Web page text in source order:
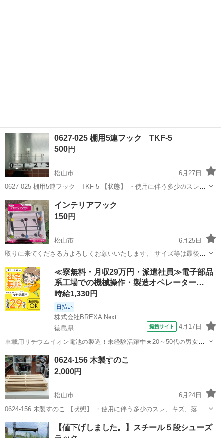
0627-025 棚用5連フック TKF-5
500円
松山市
6月27日
0627-025 棚用5連フック TKF-5 【状態】 ・使用に伴う多少のスレ、
キズ、落としきれない汚れなどございます ・詳細は現地でご確認くだ
さい ・お値引きは出来かねますのでご了承願います ※中古品のた...
愛媛 松山市 収納家具 現地
インテリアフック
150円
松山市
6月25日
取りに来てくださる方よろしくお願いいたします。 サイズ等は最後の
写真に載っています。
愛媛 松山市 収納家具 インテリア
≪寮無料・月収29万円・派遣社員≫電子部品
系工場での機械操作・製造オペレーター…
時給1,330円
日払い
株式会社BREXA Next
徳島県
提携サイト 4月17日
車載用リチウムイオン電池の製造！未経験活躍中★20～50代の男女活
躍中！寮費無料★備品付き1R寮完備！自宅からマイカー通勤OK！無料
駐車場完備◎正社員登用制度あり！《徳島県板野郡松茂町》 人気の工
場のお仕事 ◇車載用リチウ...
徳島 その他
0624-156 木製すのこ
2,000円
松山市
6月24日
0624-156 木製すのこ 【状態】 ・使用に伴う多少のスレ、キズ、落と
しきれない汚れなどございます ・詳細は現地でご確認ください ・お値
引きは出来かねますのでご了承願います ※中古品のため、状態につい
愛媛 松山市 収納家具 現地
【値下げしました。】スチール５段シューズ